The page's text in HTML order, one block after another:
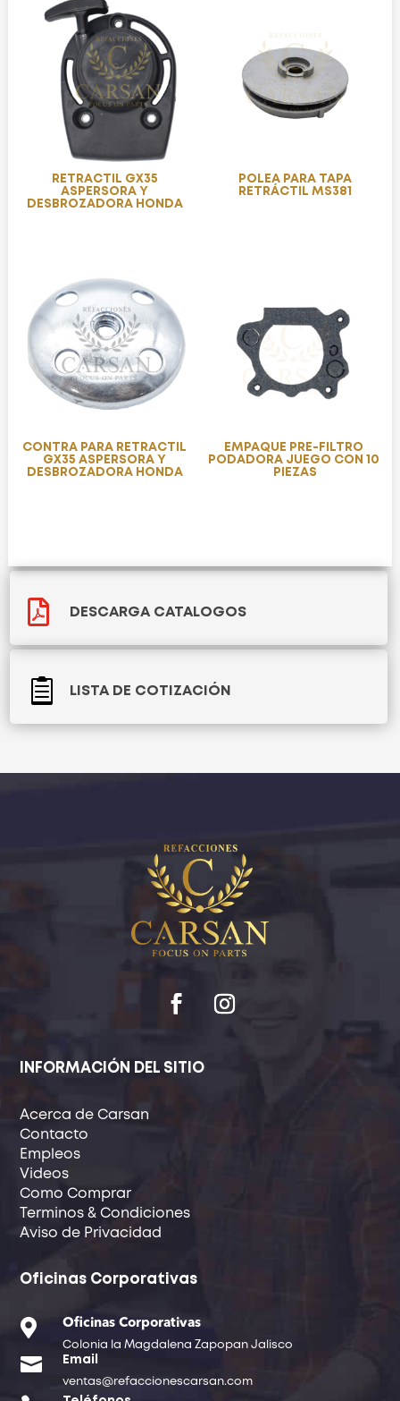
RETRACTIL GX35
ASPERSORA Y
DESBROZADORA HONDA
POLEA PARA TAPA
RETRÁCTIL MS381
CONTRA PARA RETRACTIL
GX35 ASPERSORA Y
DESBROZADORA HONDA
EMPAQUE PRE-FILTRO
PODADORA JUEGO CON 10
PIEZAS
 DESCARGA CATALOGOS
 LISTA DE COTIZACIÓN
INFORMACIÓN DEL SITIO
Acerca de Carsan
Contacto
Empleos
Videos
Como Comprar
Terminos & Condiciones
Aviso de Privacidad
Oficinas Corporativas
 Oficinas Corporativas
Colonia la Magdalena Zapopan Jalisco
 Email
ventas@refaccionescarsan.com